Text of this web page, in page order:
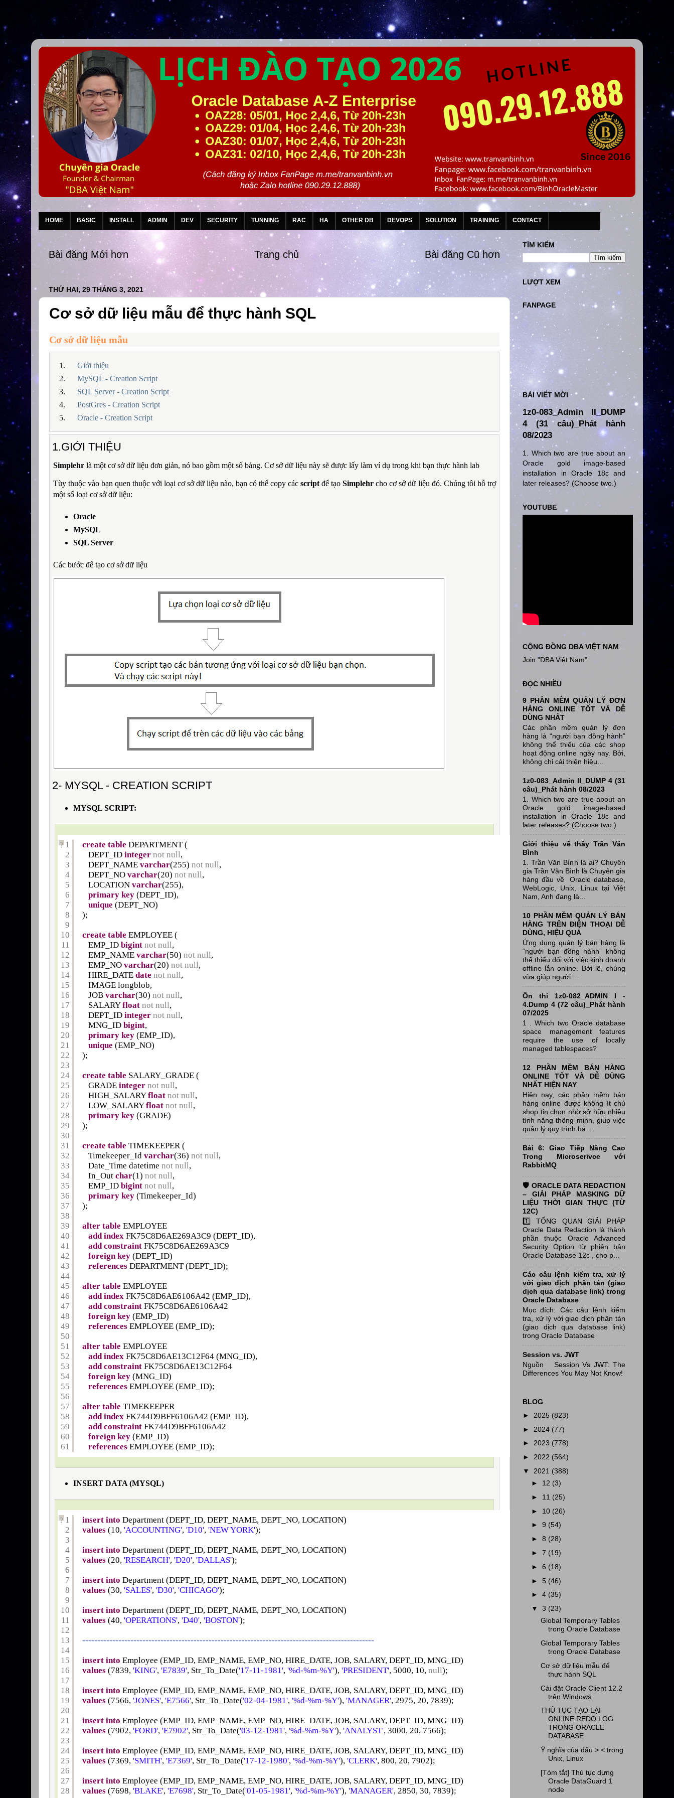
HOME BASIC INSTALL ADMIN DEV SECURITY TUNNING RAC HA OTHER DB DEVOPS SOLUTION TRAINING CONTACT
Bài đăng Mới hơn Bài đăng Cũ hơn
Trang chủ
THỨ HAI, 29 THÁNG 3, 2021
Cơ sở dữ liệu mẫu để thực hành SQL
Cơ sở dữ liệu mẫu
Giới thiệu
MySQL - Creation Script
SQL Server - Creation Script
PostGres - Creation Script
Oracle - Creation Script
1.GIỚI THIỆU
Simplehr là một cơ sở dữ liệu đơn giản, nó bao gồm một số bảng. Cơ sở dữ liệu này sẽ được lấy làm ví dụ trong khi bạn thực hành lab
Tùy thuộc vào bạn quen thuộc với loại cơ sở dữ liệu nào, bạn có thể copy các script để tạo Simplehr cho cơ sở dữ liệu đó. Chúng tôi hỗ trợ
một số loại cơ sở dữ liệu:
Oracle
MySQL
SQL Server
Các bước để tạo cơ sở dữ liệu
2- MYSQL - CREATION SCRIPT
MYSQL SCRIPT:
? 1
2
3
4
5
6
7
8
9
10
11
12
13
14
15
16
17
18
19
20
21
22
23
24
25
26
27
28
29
30
31
32
33
34
35
36
37
38
39
40
41
42
43
44
45
46
47
48
49
50
51
52
53
54
55
56
57
58
59
60
61
create table DEPARTMENT (
DEPT_ID integer not null,
DEPT_NAME varchar(255) not null,
DEPT_NO varchar(20) not null,
LOCATION varchar(255),
primary key (DEPT_ID),
unique (DEPT_NO)
);
create table EMPLOYEE (
EMP_ID bigint not null,
EMP_NAME varchar(50) not null,
EMP_NO varchar(20) not null,
HIRE_DATE date not null,
IMAGE longblob,
JOB varchar(30) not null,
SALARY float not null,
DEPT_ID integer not null,
MNG_ID bigint,
primary key (EMP_ID),
unique (EMP_NO)
);
create table SALARY_GRADE (
GRADE integer not null,
HIGH_SALARY float not null,
LOW_SALARY float not null,
primary key (GRADE)
);
create table TIMEKEEPER (
Timekeeper_Id varchar(36) not null,
Date_Time datetime not null,
In_Out char(1) not null,
EMP_ID bigint not null,
primary key (Timekeeper_Id)
);
alter table EMPLOYEE
add index FK75C8D6AE269A3C9 (DEPT_ID),
add constraint FK75C8D6AE269A3C9
foreign key (DEPT_ID)
references DEPARTMENT (DEPT_ID);
alter table EMPLOYEE
add index FK75C8D6AE6106A42 (EMP_ID),
add constraint FK75C8D6AE6106A42
foreign key (EMP_ID)
references EMPLOYEE (EMP_ID);
alter table EMPLOYEE
add index FK75C8D6AE13C12F64 (MNG_ID),
add constraint FK75C8D6AE13C12F64
foreign key (MNG_ID)
references EMPLOYEE (EMP_ID);
alter table TIMEKEEPER
add index FK744D9BFF6106A42 (EMP_ID),
add constraint FK744D9BFF6106A42
foreign key (EMP_ID)
references EMPLOYEE (EMP_ID);
INSERT DATA (MYSQL)
? 1
2
3
4
5
6
7
8
9
10
11
12
13
14
15
16
17
18
19
20
21
22
23
24
25
26
27
28
insert into Department (DEPT_ID, DEPT_NAME, DEPT_NO, LOCATION)
values (10, 'ACCOUNTING', 'D10', 'NEW YORK');
insert into Department (DEPT_ID, DEPT_NAME, DEPT_NO, LOCATION)
values (20, 'RESEARCH', 'D20', 'DALLAS');
insert into Department (DEPT_ID, DEPT_NAME, DEPT_NO, LOCATION)
values (30, 'SALES', 'D30', 'CHICAGO');
insert into Department (DEPT_ID, DEPT_NAME, DEPT_NO, LOCATION)
values (40, 'OPERATIONS', 'D40', 'BOSTON');
-------------------------------------------------------------------------------------------------
insert into Employee (EMP_ID, EMP_NAME, EMP_NO, HIRE_DATE, JOB, SALARY, DEPT_ID, MNG_ID)
values (7839, 'KING', 'E7839', Str_To_Date('17-11-1981', '%d-%m-%Y'), 'PRESIDENT', 5000, 10, null);
insert into Employee (EMP_ID, EMP_NAME, EMP_NO, HIRE_DATE, JOB, SALARY, DEPT_ID, MNG_ID)
values (7566, 'JONES', 'E7566', Str_To_Date('02-04-1981', '%d-%m-%Y'), 'MANAGER', 2975, 20, 7839);
insert into Employee (EMP_ID, EMP_NAME, EMP_NO, HIRE_DATE, JOB, SALARY, DEPT_ID, MNG_ID)
values (7902, 'FORD', 'E7902', Str_To_Date('03-12-1981', '%d-%m-%Y'), 'ANALYST', 3000, 20, 7566);
insert into Employee (EMP_ID, EMP_NAME, EMP_NO, HIRE_DATE, JOB, SALARY, DEPT_ID, MNG_ID)
values (7369, 'SMITH', 'E7369', Str_To_Date('17-12-1980', '%d-%m-%Y'), 'CLERK', 800, 20, 7902);
insert into Employee (EMP_ID, EMP_NAME, EMP_NO, HIRE_DATE, JOB, SALARY, DEPT_ID, MNG_ID)
values (7698, 'BLAKE', 'E7698', Str_To_Date('01-05-1981', '%d-%m-%Y'), 'MANAGER', 2850, 30, 7839);
TÌM KIẾM
LƯỢT XEM
FANPAGE
BÀI VIẾT MỚI
1z0-083_Admin II_DUMP
4 (31 câu)_Phát hành
08/2023
1. Which two are true about an
Oracle gold image-based
installation in Oracle 18c and
later releases? (Choose two.)
YOUTUBE
CỘNG ĐỒNG DBA VIỆT NAM
Join "DBA Việt Nam"
ĐỌC NHIỀU
9 PHẦN MỀM QUẢN LÝ ĐƠN
HÀNG ONLINE TỐT VÀ DỄ
DÙNG NHẤT
Các phần mềm quản lý đơn
hàng là “người bạn đồng hành”
không thể thiếu của các shop
hoạt động online ngày nay. Bởi,
không chỉ cải thiện hiệu...
1z0-083_Admin II_DUMP 4 (31
câu)_Phát hành 08/2023
1. Which two are true about an
Oracle gold image-based
installation in Oracle 18c and
later releases? (Choose two.)
Giới thiệu về thầy Trần Văn
Bình
1. Trần Văn Bình là ai? Chuyên
gia Trần Văn Bình là Chuyên gia
hàng đầu về Oracle database,
WebLogic, Unix, Linux tại Việt
Nam, Anh đang là...
10 PHẦN MỀM QUẢN LÝ BÁN
HÀNG TRÊN ĐIỆN THOẠI DỄ
DÙNG, HIỆU QUẢ
Ứng dụng quản lý bán hàng là
“người bạn đồng hành” không
thể thiếu đối với việc kinh doanh
offline lẫn online. Bởi lẽ, chúng
vừa giúp người ...
Ôn thi 1z0-082_ADMIN I -
4.Dump 4 (72 câu)_Phát hành
07/2025
1 . Which two Oracle database
space management features
require the use of locally
managed tablespaces?
12 PHẦN MỀM BÁN HÀNG
ONLINE TỐT VÀ DỄ DÙNG
NHẤT HIỆN NAY
Hiện nay, các phần mềm bán
hàng online được không ít chủ
shop tin chọn nhờ sở hữu nhiều
tính năng thông minh, giúp việc
quản lý quy trình bá...
Bài 6: Giao Tiếp Nâng Cao
Trong Microserivce với
RabbitMQ
🛡️ ORACLE DATA REDACTION
– GIẢI PHÁP MASKING DỮ
LIỆU THỜI GIAN THỰC (TỪ
12C)
1️⃣ TỔNG QUAN GIẢI PHÁP
Oracle Data Redaction là thành
phần thuộc Oracle Advanced
Security Option từ phiên bản
Oracle Database 12c , cho p...
Các câu lệnh kiểm tra, xử lý
với giao dịch phân tán (giao
dịch qua database link) trong
Oracle Database
Mục đích: Các câu lệnh kiểm
tra, xử lý với giao dịch phân tán
(giao dịch qua database link)
trong Oracle Database
Session vs. JWT
Nguồn Session Vs JWT: The
Differences You May Not Know!
BLOG
► 2025 (823)
► 2024 (77)
► 2023 (778)
► 2022 (564)
▼ 2021 (388)
► 12 (3)
► 11 (25)
► 10 (26)
►9 (54)
►8 (28)
►7 (19)
►6 (18)
►5 (46)
►4 (35)
▼3 (23)
Global Temporary Tables
trong Oracle Database
Global Temporary Tables
trong Oracle Database
Cơ sở dữ liệu mẫu để
thực hành SQL
Cài đặt Oracle Client 12.2
trên Windows
THỦ TỤC TẠO LẠI
ONLINE REDO LOG
TRONG ORACLE
DATABASE
Ý nghĩa của dấu > < trong
Unix, Linux
[Tóm tắt] Thủ tục dựng
Oracle DataGuard 1
node